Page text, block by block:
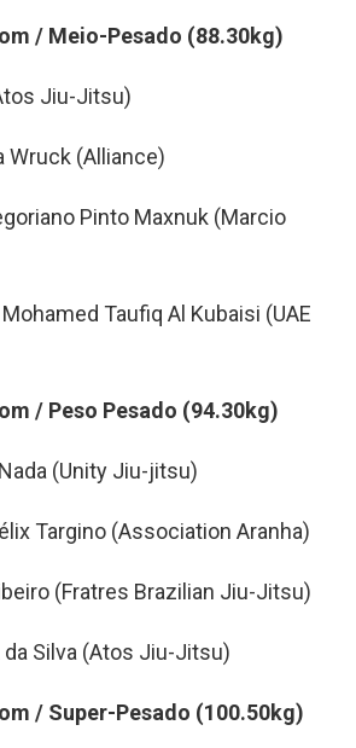
/ Meio-Pesado (88.30kg)
Jiu-Jitsu)
Wruck (Alliance)
Pinto Maxnuk (Marcio
Taufiq Al Kubaisi (UAE
/ Peso Pesado (94.30kg)
(Unity Jiu-jitsu)
Targino (Association Aranha)
(Fratres Brazilian Jiu-Jitsu)
Silva (Atos Jiu-Jitsu)
/ Super-Pesado (100.50kg)